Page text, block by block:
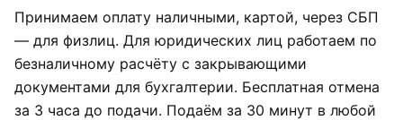
Принимаем оплату наличными, картой, через СБП
— для физлиц. Для юридических лиц работаем по
безналичному расчёту с закрывающими
документами для бухгалтерии. Бесплатная отмена
за 3 часа до подачи. Подаём за 30 минут в любой